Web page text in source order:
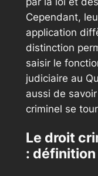
Cependant,
application
distinction
saisir le
judiciaire au
aussi de
criminel se
Le droit
: définition